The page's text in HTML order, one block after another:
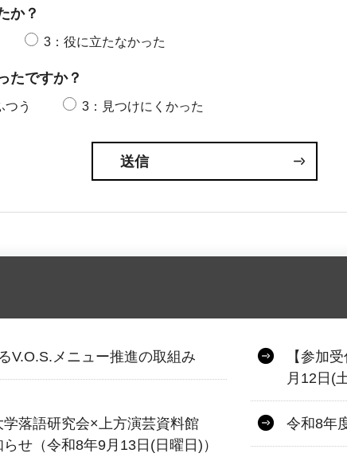
か？
3：役に立たなかった
たですか？
つう 3：見つけにくかった
V.O.S.メニュー推進の取組み
【参加
月12日(
学落語研究会×上方演芸資料館
せ（令和8年9月13日(日曜日)）
令和8年